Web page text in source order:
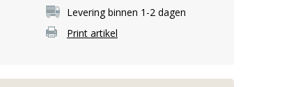
Levering binnen 1-2 dagen
Print artikel